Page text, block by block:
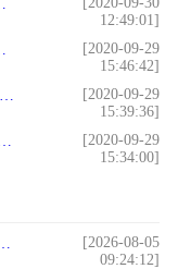
12:49:01]
[2020-09-29
15:46:42]
[2020-09-29
15:39:36]
[2020-09-29
15:34:00]
[2026-08-05
09:24:12]